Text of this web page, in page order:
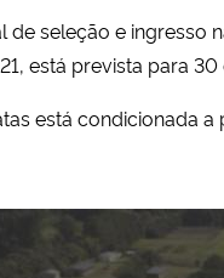
seleção e ingresso
está prevista para
está condicionada a